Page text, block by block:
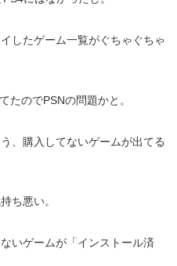
したゲーム一覧がぐちゃぐちゃ
たのでPSNの問題かと。
、購入してないゲームが出てる
ち悪い。
いゲームが「インストール済